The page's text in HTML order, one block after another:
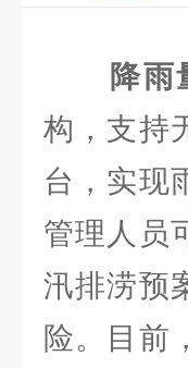
降雨
构，支持
台，实现
管理人员
汛排涝预
险。目前